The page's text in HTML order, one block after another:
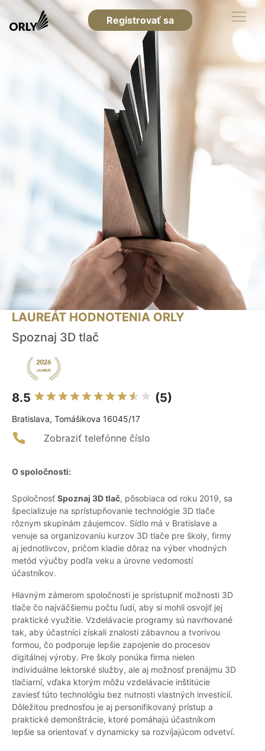
Registrovať sa
LAUREÁT HODNOTENIA ORLY
Spoznaj 3D tlač
8.5 (5)
Bratislava, Tomášikova 16045/17
Zobraziť telefónne číslo
O spoločnosti:
Spoločnosť Spoznaj 3D tlač, pôsobiaca od roku 2019, sa
špecializuje na sprístupňovanie technológie 3D tlače
rôznym skupinám záujemcov. Sídlo má v Bratislave a
venuje sa organizovaniu kurzov 3D tlače pre školy, firmy
aj jednotlivcov, pričom kladie dôraz na výber vhodných
metód výučby podľa veku a úrovne vedomostí
účastníkov.
Hlavným zámerom spoločnosti je sprístupniť možnosti 3D
tlače čo najväčšiemu počtu ľudí, aby si mohli osvojiť jej
praktické využitie. Vzdelávacie programy sú navrhované
tak, aby účastníci získali znalosti zábavnou a tvorivou
formou, čo podporuje lepšie zapojenie do procesov
digitálnej výroby. Pre školy ponúka firma nielen
individuálne lektorské služby, ale aj možnosť prenájmu 3D
tlačiarní, vďaka ktorým môžu vzdelávacie inštitúcie
zaviesť túto technológiu bez nutnosti vlastných investícií.
Dôležitou prednosťou je aj personifikovaný prístup a
praktické demonštrácie, ktoré pomáhajú účastníkom
lepšie sa orientovať v dynamicky sa rozvíjajúcom odvetví.